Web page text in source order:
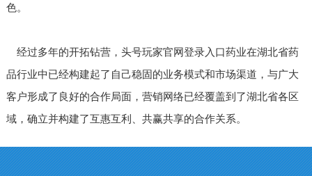
色。
经过多年的开拓钻营，头号玩家官网登录入口药业在湖北省药
品行业中已经构建起了自己稳固的业务模式和市场渠道，与广大
客户形成了良好的合作局面，营销网络已经覆盖到了湖北省各区
域，确立并构建了互惠互利、共赢共享的合作关系。